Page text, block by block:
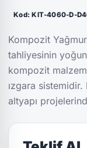
Kod: KIT-4060-D-
Kompozit
tahliyesinin
kompozit
ızgara
altyapı